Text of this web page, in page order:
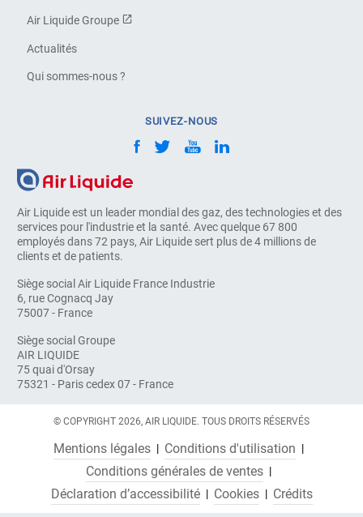
Air Liquide est un leader mondial des gaz, des technologies et des
services pour l'industrie et la santé. Avec quelque 67 800
employés dans 72 pays, Air Liquide sert plus de 4 millions de
clients et de patients.
Siège social Air Liquide France Industrie
6, rue Cognacq Jay
75007 - France
Siège social Groupe
AIR LIQUIDE
75 quai d'Orsay
75321 - Paris cedex 07 - France
Air Liquide Groupe
Actualités
Qui sommes-nous ?
SUIVEZ-NOUS
© COPYRIGHT 2026, AIR LIQUIDE. TOUS DROITS RÉSERVÉS
Mentions légales
Conditions d'utilisation
Conditions générales de ventes
Déclaration d’accessibilité
Cookies Crédits